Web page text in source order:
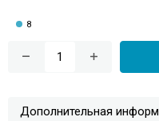
8
Дополнительная